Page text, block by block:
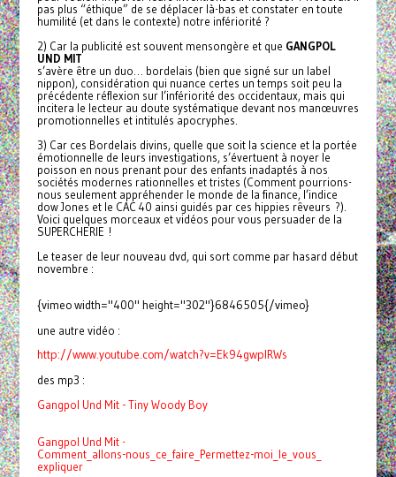
pas plus “éthique” de se déplacer là-bas et constater en toute
humilité (et dans le contexte) notre infériorité ?
2) Car la publicité est souvent mensongère et que GANGPOL
UND MIT
s’avère être un duo… bordelais (bien que signé sur un label
nippon), considération qui nuance certes un temps soit peu la
précédente réflexion sur l’infériorité des occidentaux, mais qui
incitera le lecteur au doute systématique devant nos manœuvres
promotionnelles et intitulés apocryphes.
3) Car ces Bordelais divins, quelle que soit la science et la portée
émotionnelle de leurs investigations, s’évertuent à noyer le
poisson en nous prenant pour des enfants inadaptés à nos
sociétés modernes rationnelles et tristes (Comment pourrions-
nous seulement appréhender le monde de la finance, l’indice
dow Jones et le CAC 40 ainsi guidés par ces hippies rêveurs ?).
Voici quelques morceaux et vidéos pour vous persuader de la
SUPERCHERIE !
Le teaser de leur nouveau dvd, qui sort comme par hasard début
novembre :
{vimeo width="400" height="302"}6846505{/vimeo}
une autre vidéo :
http://www.youtube.com/watch?v=Ek94gwpIRWs
des mp3 :
Gangpol Und Mit - Tiny Woody Boy
Gangpol Und Mit -
Comment_allons-nous_ce_faire_ Permettez-moi_le_vous_
expliquer